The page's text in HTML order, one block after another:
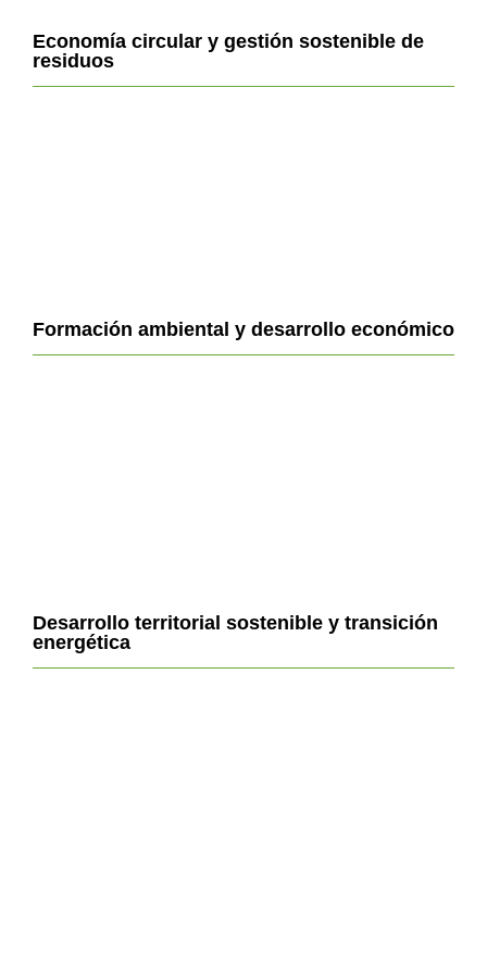
Economía circular y gestión sostenible de
residuos
Formación ambiental y desarrollo económico
Desarrollo territorial sostenible y transición
energética